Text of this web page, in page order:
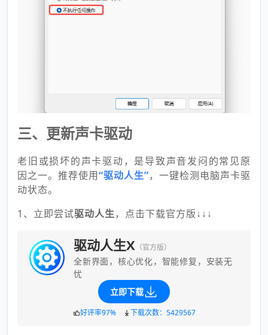
三、更新声卡驱动
老旧或损坏的声卡驱动，是导致声音发闷的常见原
因之一。推荐使用“驱动人生”，一键检测电脑声卡驱
动状态。
1、立即尝试驱动人生，点击下载官方版↓↓↓
驱动人生X （官方版）
全新界面，核心优化，智能修复，安装无
忧
立即下载
好评率97% 下载次数：5429567